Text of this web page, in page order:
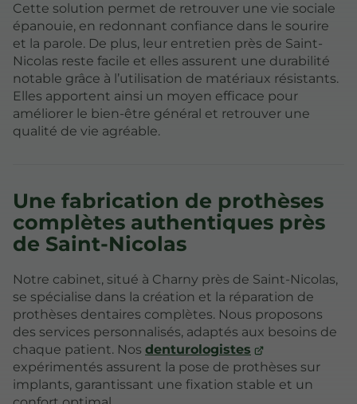
Cette solution permet de retrouver une vie sociale
épanouie, en redonnant confiance dans le sourire
et la parole. De plus, leur entretien près de Saint-
Nicolas reste facile et elles assurent une durabilité
notable grâce à l’utilisation de matériaux résistants.
Elles apportent ainsi un moyen efficace pour
améliorer le bien-être général et retrouver une
qualité de vie agréable.
Une fabrication de prothèses
complètes authentiques près
de Saint-Nicolas
Notre cabinet, situé à Charny près de Saint-Nicolas,
se spécialise dans la création et la réparation de
prothèses dentaires complètes. Nous proposons
des services personnalisés, adaptés aux besoins de
chaque patient. Nos denturologistes
expérimentés assurent la pose de prothèses sur
implants, garantissant une fixation stable et un